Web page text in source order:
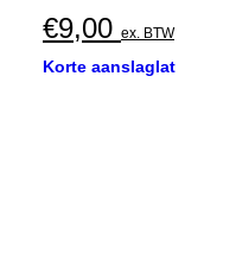
€9,00 ex. BTW
Korte aanslaglat